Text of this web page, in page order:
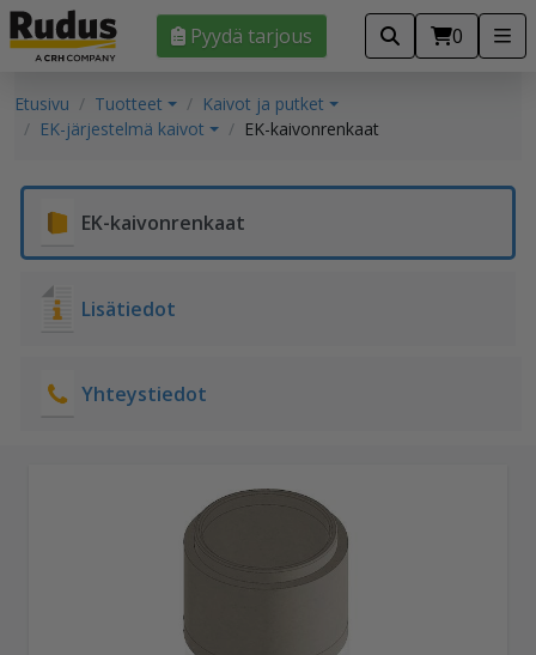
Pyydä tarjous 0
Etusivu Tuotteet
Kaivot ja putket
EK-järjestelmä kaivot
EK-kaivonrenkaat
EK-kaivonrenkaat
Lisätiedot
Yhteystiedot